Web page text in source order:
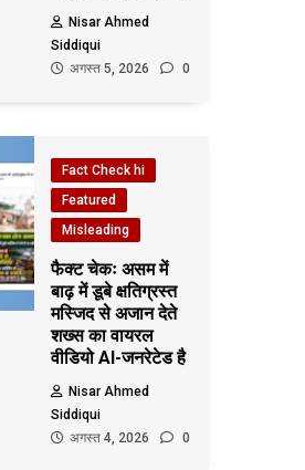
Nisar Ahmed
Siddiqui
अगस्त 5, 2026
0
Fact Check hi
Featured
Misleading
फैक्ट चेकः असम में
बाढ़ में डूबे क्षतिग्रस्त
मस्जिद से अजान देते
शख्स का वायरल
वीडियो AI-जनरेटेड है
Nisar Ahmed
Siddiqui
अगस्त 4, 2026
0